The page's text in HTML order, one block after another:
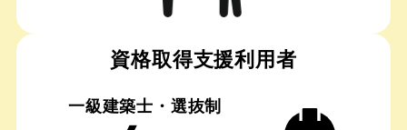
資格取得支援利用者
一級建築士・選抜制